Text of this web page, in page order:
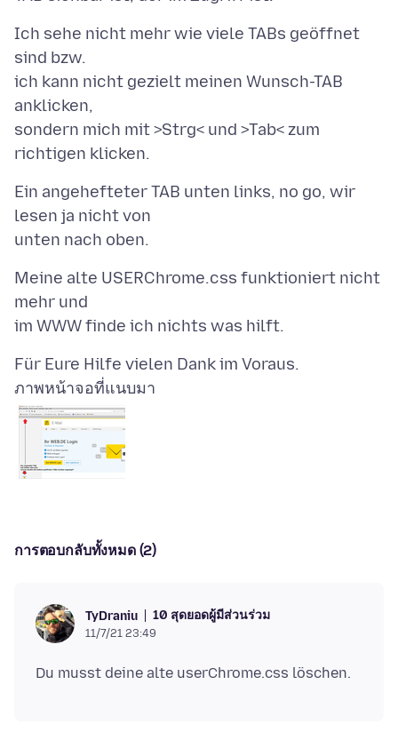
Ich sehe nicht mehr wie viele TABs geöffnet
sind bzw.
ich kann nicht gezielt meinen Wunsch-TAB
anklicken,
sondern mich mit >Strg< und >Tab< zum
Ein angehefteter TAB unten links, no go, wir
lesen ja nicht von
Meine alte USERChrome.css funktioniert nicht
mehr und
ภาพหน้าจอที่แนบมา
การตอบกลับทั้งหมด (2)
TyDraniu 10 สุดยอดผู้มีส่วนร่วม
11/7/21 23:49